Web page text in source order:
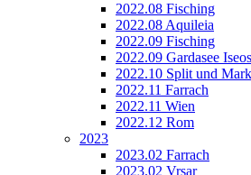
2022.08 Fisching
2022.08 Aquileia
2022.09 Fisching
2022.09 Gardasee
2022.10 Split und
2022.11 Farrach
2022.11 Wien
2022.12 Rom
2023
2023.02 Farrach
2023.02 Vrsar